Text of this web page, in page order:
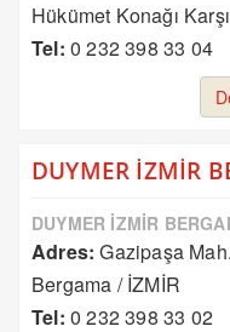
Hükümet Konağı
Tel: 0 232 398 33 04
DUYMER İZMİR
DUYMER İZMİR
Adres: Gazipaşa
Bergama / İZMİR
Tel: 0 232 398 33 02